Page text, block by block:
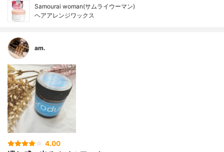
Samourai woman(サムライウーマン)
ヘアアレンジワックス
am.
4.00